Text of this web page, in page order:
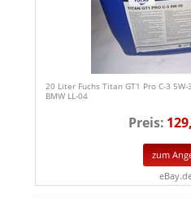
20 Liter Fuchs Titan GT1 Pro C-3
BMW LL-04
Preis:
zum